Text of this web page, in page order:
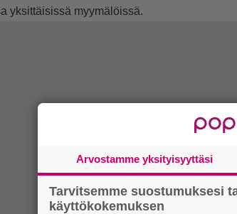
yksittäisissä myymälöissä.
Arvostamme yksityisyyttäsi
Tarvitsemme suostumuksesi
käyttökokemuksen